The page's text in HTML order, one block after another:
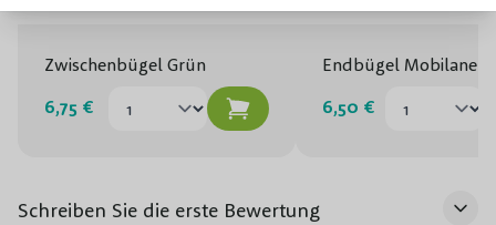
Zwischenbügel Grün
6,75 €
Endbügel Mobilane
6,50 €
Schreiben Sie die erste Bewertung